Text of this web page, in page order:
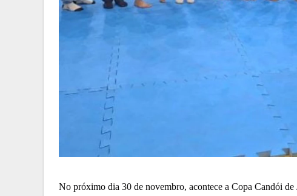
No próximo dia 30 de novembro, acontece a Copa Candói